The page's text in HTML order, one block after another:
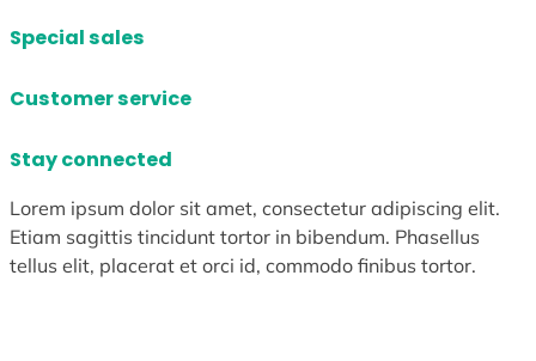
Special sales
Customer service
Stay connected
Lorem ipsum dolor sit amet, consectetur adipiscing elit.
Etiam sagittis tincidunt tortor in bibendum. Phasellus
tellus elit, placerat et orci id, commodo finibus tortor.